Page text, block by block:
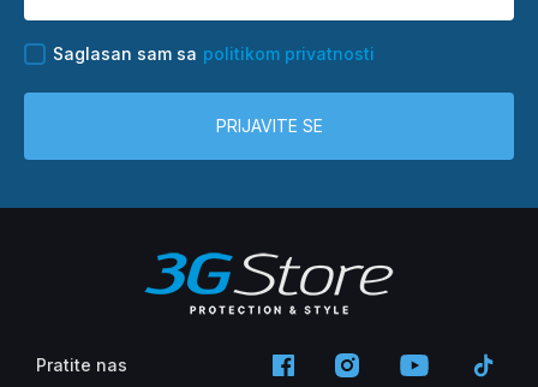
Saglasan sam sa politikom privatnosti
PRIJAVITE SE
Pratite nas